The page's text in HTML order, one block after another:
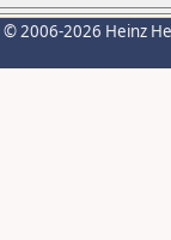
© 2006-2026 Heinz